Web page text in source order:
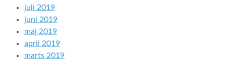
juli 2019
juni 2019
maj 2019
april 2019
marts 2019